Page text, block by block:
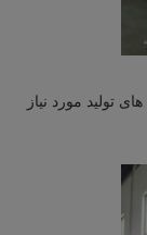
تولید مورد نیاز